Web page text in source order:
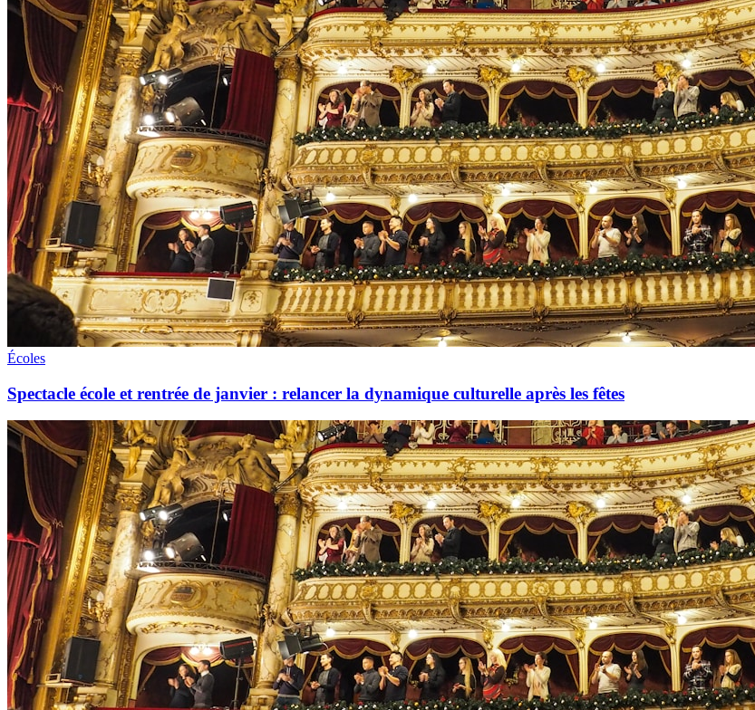
Écoles
Spectacle école et rentrée de janvier : relancer la dynamique culturelle après les fêtes